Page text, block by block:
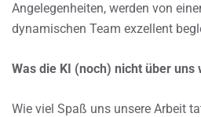
Angelegenheiten, werden von
dynamischen Team exzellent
Was die KI (noch) nicht über uns
Wie viel Spaß uns unsere Arbeit